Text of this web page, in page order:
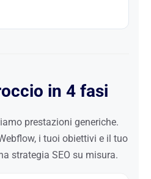
in 4 fasi
prestazioni generiche.
i tuoi obiettivi e il tuo
strategia SEO su misura.